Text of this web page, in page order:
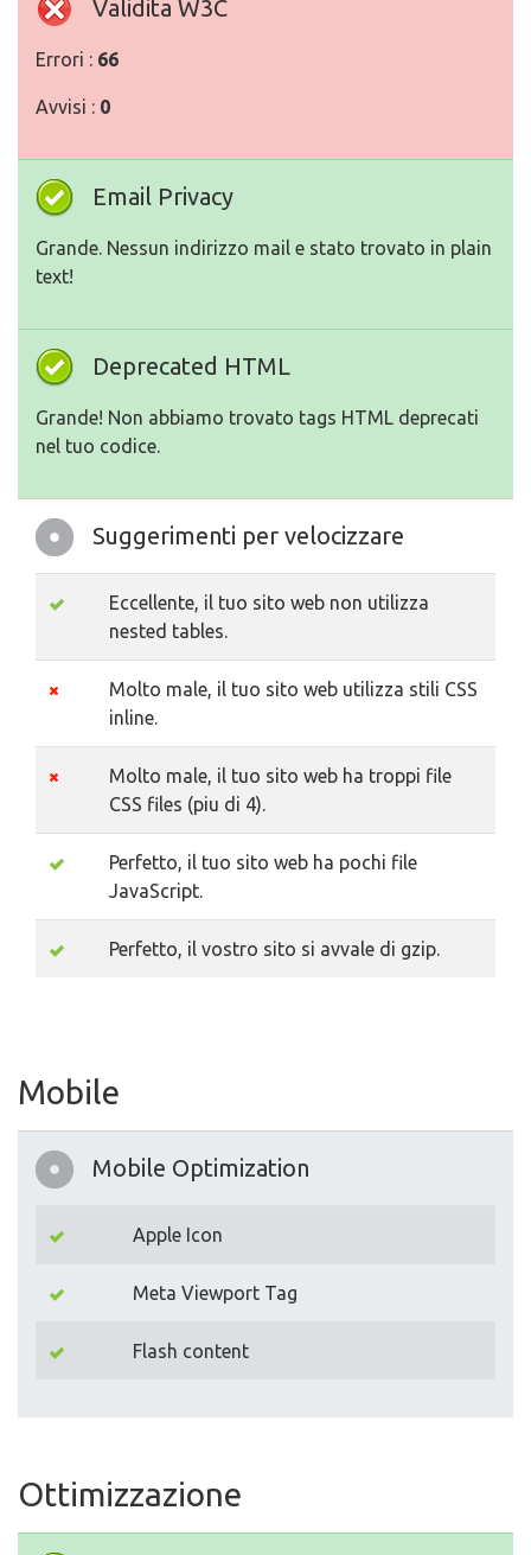
Validita W3C
Errori : 66
Avvisi : 0
Email Privacy
Grande. Nessun indirizzo mail e stato trovato in plain
text!
Deprecated HTML
Grande! Non abbiamo trovato tags HTML deprecati
nel tuo codice.
Suggerimenti per velocizzare
Eccellente, il tuo sito web non utilizza
nested tables.
Molto male, il tuo sito web utilizza stili CSS
inline.
Molto male, il tuo sito web ha troppi file
CSS files (piu di 4).
Perfetto, il tuo sito web ha pochi file
JavaScript.
Perfetto, il vostro sito si avvale di gzip.
Mobile
Mobile Optimization
Apple Icon
Meta Viewport Tag
Flash content
Ottimizzazione